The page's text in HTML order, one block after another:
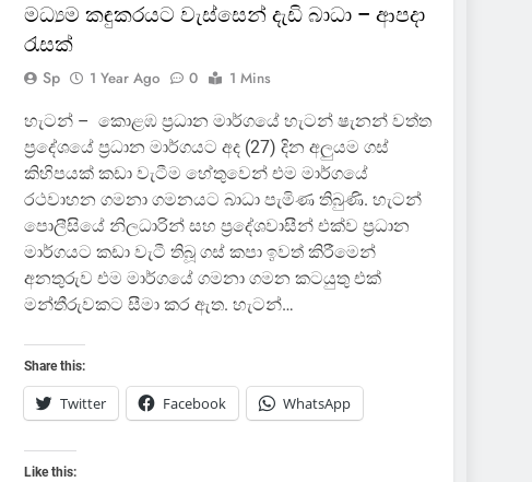
මධ්‍යම කඳුකරයට වැස්සෙන් දැඩි බාධා – ආපදා
රැසක්
Sp 1 Year Ago 0 1 Mins
හැටන් – කොළඹ ප්‍රධාන මාර්ගයේ හැටන් ෂැනන් වත්ත
ප්‍රදේශයේ ප්‍රධාන මාර්ගයට අද (27) දින අලුයම ගස්
කිහිපයක් කඩා වැටීම හේතුවෙන් එම මාර්ගයේ
රථවාහන ගමනා ගමනයට බාධා පැමිණ තිබුණි. හැටන්
පොලීසියේ නිලධාරින් සහ ප්‍රදේශවාසීන් එක්ව ප්‍රධාන
මාර්ගයට කඩා වැටී තිබූ ගස් කපා ඉවත් කිරීමෙන්
අනතුරුව එම මාර්ගයේ ගමනා ගමන කටයුතු එක්
මන්තීරුවකට සීමා කර ඇත. හැටන්…
Share this:
Twitter Facebook WhatsApp
Like this: